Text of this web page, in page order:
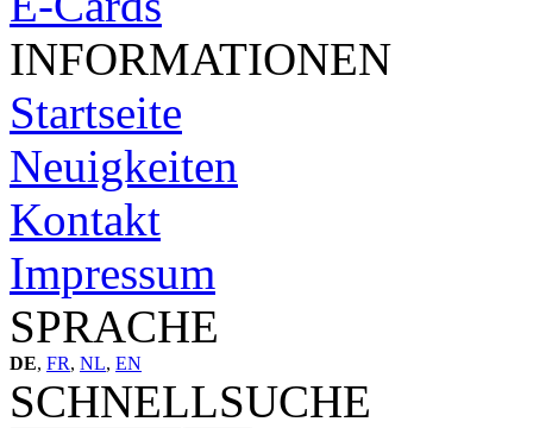
INFORMATIONEN
Startseite
Neuigkeiten
Kontakt
Impressum
SPRACHE
DE, FR, NL, EN
SCHNELLSUCHE